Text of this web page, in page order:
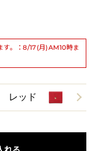
す。：8/17(月)AM10時ま
レッド